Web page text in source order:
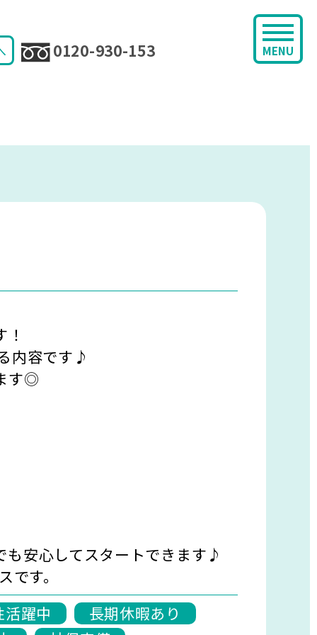
0120-930-153 MENU
内容です♪
す◎
も安心してスタートできます♪
す。
活躍中
長期休暇あり